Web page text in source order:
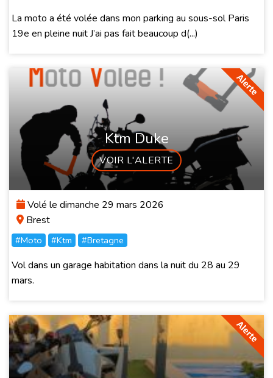
La moto a été volée dans mon parking au sous-sol Paris
19e en pleine nuit J’ai pas fait beaucoup d(...)
Ktm Duke
VOIR L'ALERTE
Volé le dimanche 29 mars 2026
Brest
#Moto #Ktm #Bretagne
Vol dans un garage habitation dans la nuit du 28 au 29
mars.